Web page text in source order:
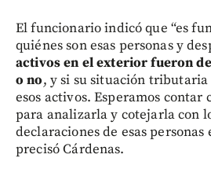
El funcionario indicó que “es
quiénes son esas personas y
activos en el exterior fueron
o no, y si su situación
esos activos. Esperamos contar
para analizarla y cotejarla con
declaraciones de esas personas
precisó Cárdenas.